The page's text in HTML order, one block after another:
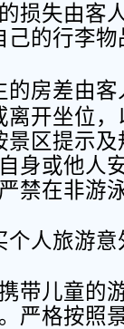
损失由客
的行李
的房差由客
开坐位
区提示
身或他人
禁在非游
人旅游
带儿童的
严格按照